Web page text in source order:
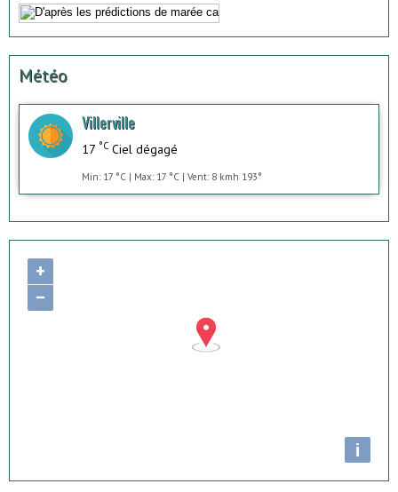
Météo
Villerville
17 °C Ciel dégagé
Min: 17 °C | Max: 17 °C | Vent: 8 kmh 193°
+
−
i